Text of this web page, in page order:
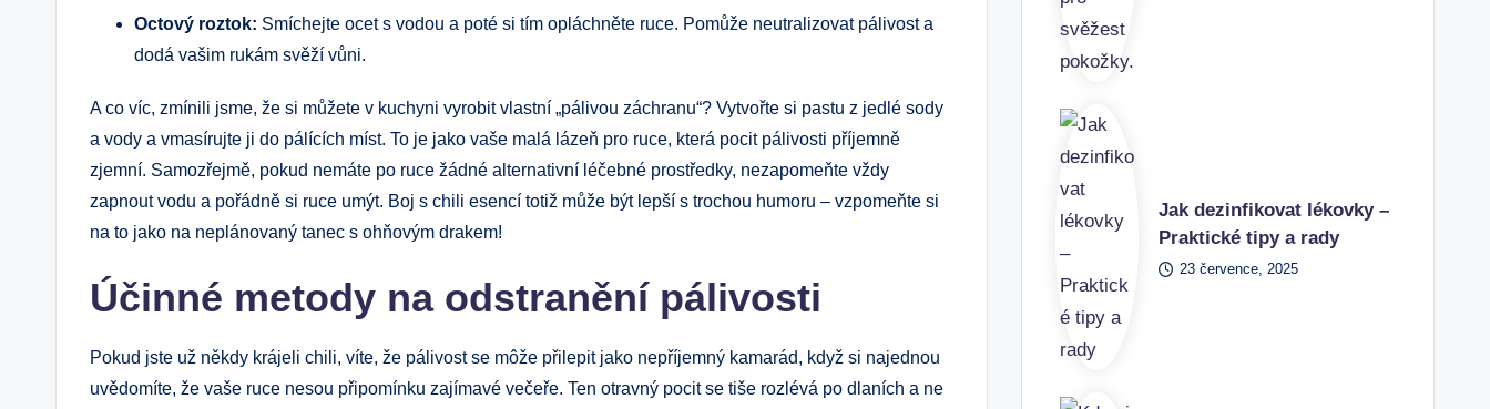
Octový roztok: Smíchejte ocet s vodou a poté si tím opláchněte ruce. Pomůže neutralizovat pálivost a
dodá vašim rukám svěží vůni.
A co víc, zmínili jsme, že si můžete v kuchyni vyrobit vlastní „pálivou záchranu“? Vytvořte si pastu z jedlé sody
a vody a vmasírujte ji do pálících míst. To je jako vaše malá lázeň pro ruce, která pocit pálivosti příjemně
zjemní. Samozřejmě, pokud nemáte po ruce žádné alternativní léčebné prostředky, nezapomeňte vždy
zapnout vodu a pořádně si ruce umýt. Boj s chili esencí totiž může být lepší s trochou humoru – vzpomeňte si
na to jako na neplánovaný tanec s ohňovým drakem!
Účinné metody na odstranění pálivosti
Pokud jste už někdy krájeli chili, víte, že pálivost se môže přilepit jako nepříjemný kamarád, když si najednou
uvědomíte, že vaše ruce nesou připomínku zajímavé večeře. Ten otravný pocit se tiše rozlévá po dlaních a ne
Jak dezinfikovat lékovky –
Praktické tipy a rady
23 července, 2025